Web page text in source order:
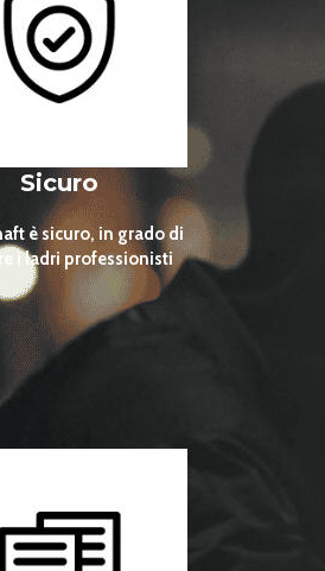
Sicuro
è sicuro, in grado di
i ladri professionisti